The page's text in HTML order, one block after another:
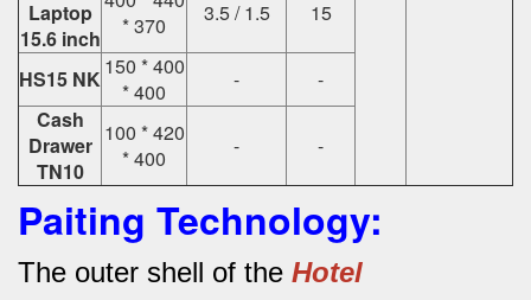
Laptop
15.6 inch
* 370
3.5 / 1.5 15
HS15 NK 150 * 400
* 400
-
-
Cash
Drawer
TN10
100 * 420
* 400
- -
Paiting Technology:
The outer shell of the Hotel